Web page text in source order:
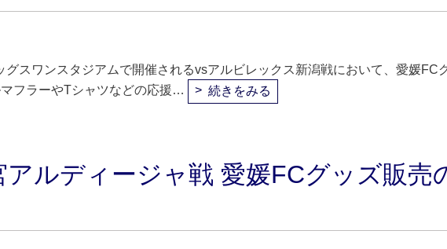
グスワンスタジアムで開催されるvsアルビレックス新潟戦において、愛媛FC
フラーやTシャツなどの応援…
続きをみる
アルディージャ戦 愛媛FCグッズ販売